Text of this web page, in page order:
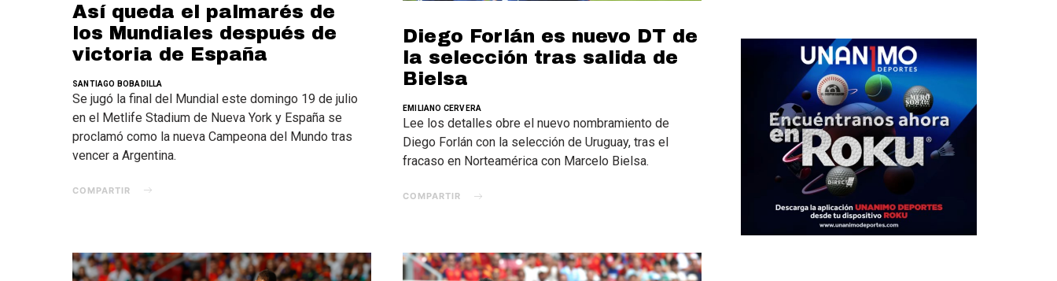
Así queda el palmarés de
los Mundiales después de
victoria de España
SANTIAGO BOBADILLA
Se jugó la final del Mundial este domingo 19 de julio
en el Metlife Stadium de Nueva York y España se
proclamó como la nueva Campeona del Mundo tras
vencer a Argentina.
COMPARTIR
Diego Forlán es nuevo DT de
la selección tras salida de
Bielsa
EMILIANO CERVERA
Lee los detalles obre el nuevo nombramiento de
Diego Forlán con la selección de Uruguay, tras el
fracaso en Norteamérica con Marcelo Bielsa.
COMPARTIR